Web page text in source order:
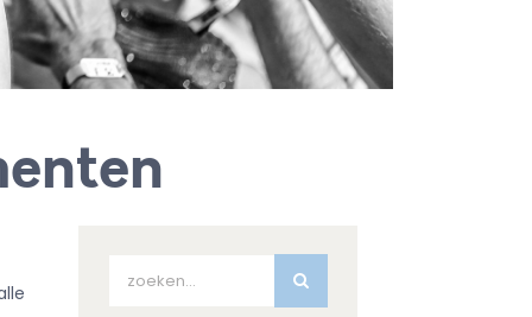
Zoeken